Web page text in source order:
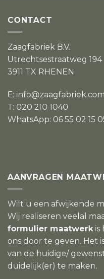
CONTACT
Zaagfabriek B.V.
Utrechtsestraatweg 194
3911 TX RHENEN
E: info@zaagfabriek.com
T: 020 210 1040
WhatsApp: 06 55 02 15
AANVRAGEN
Wilt u een afwijkende
Wij realiseren veelal
formulier maatwerk is
ons door te geven. Het
van de huidige/
duidelijk(er) te maken.